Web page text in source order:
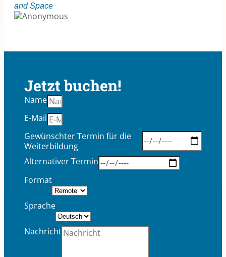
and Space
Jetzt buchen!
Name
E-Mail
Gewünschter Termin für die
Weiterbildung
Alternativer Termin
Format
Sprache
Nachricht